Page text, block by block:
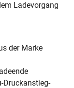
Ladevorgang
der Marke
Druckanstieg-